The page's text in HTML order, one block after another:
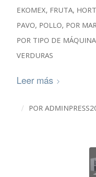
EKOMEX, FRUTA,
PAVO, POLLO, POR
POR TIPO DE MÁQUINA
VERDURAS
Leer más
/ POR